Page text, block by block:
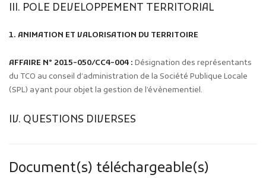
III. POLE DEVELOPPEMENT TERRITORIAL
1. ANIMATION ET VALORISATION DU TERRITOIRE
AFFAIRE N° 2015-050/CC4-004 : Désignation des représentants
du TCO au conseil d’administration de la Société Publique Locale
(SPL) ayant pour objet la gestion de l’évènementiel.
IV. QUESTIONS DIVERSES
Document(s) téléchargeable(s)